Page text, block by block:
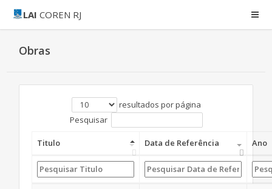
LAI COREN RJ
Obras
resultados por página
Pesquisar
Titulo Data de Referência Ano